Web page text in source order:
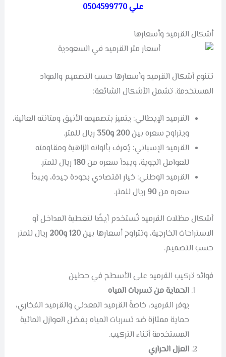
علي 0504599770
أشكال القرميد وأسعارها
تتنوع أشكال القرميد وأسعارها حسب التصميم والمواد
المستخدمة. تشمل الأشكال الشائعة:
القرميد الإيطالي: يتميز بتصميمه الأنيق ومتانته العالية،
ويتراوح سعره بين200 و350
ريال للمتر.
القرميد الإسباني: يُعرف بألوانه الزاهية ومقاومته
للعوامل الجوية، ويبدأ سعره من180ريال للمتر.
القرميد الوطني: خيار اقتصادي بجودة جيدة، ويبدأ
سعره من90 ريال للمتر.
أشكال مظلات القرميد تُستخدم أيضًا لتغطية المداخل أو
الاستراحات الخارجية، وتتراوح أسعارها بين120 و200
ريال للمتر
حسب التصميم.
فوائد تركيب القرميد على الأسطح في حطين
الحماية من تسربات المياه
يوفر القرميد، خاصةً القرميد المعدني والقرميد الفخاري،
حماية ممتازة ضد تسربات المياه بفضل العوازل المائية
المستخدمة أثناء التركيب.
العزل الحراري